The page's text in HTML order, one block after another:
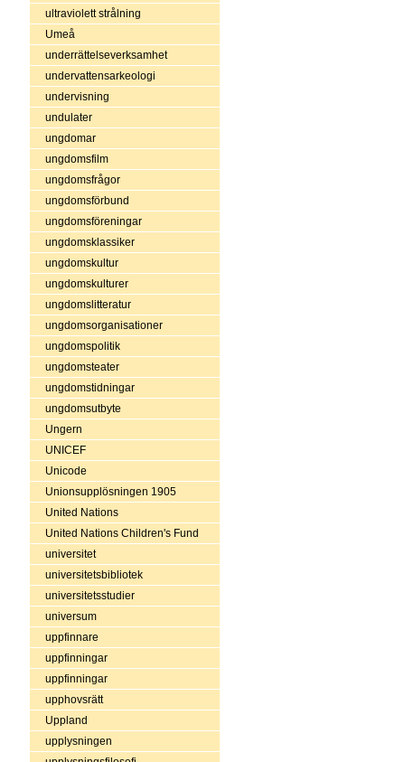
ultraviolett strålning
Umeå
underrättelseverksamhet
undervattensarkeologi
undervisning
undulater
ungdomar
ungdomsfilm
ungdomsfrågor
ungdomsförbund
ungdomsföreningar
ungdomsklassiker
ungdomskultur
ungdomskulturer
ungdomslitteratur
ungdomsorganisationer
ungdomspolitik
ungdomsteater
ungdomstidningar
ungdomsutbyte
Ungern
UNICEF
Unicode
Unionsupplösningen 1905
United Nations
United Nations Children's Fund
universitet
universitetsbibliotek
universitetsstudier
universum
uppfinnare
uppfinningar
uppfinningar
upphovsrätt
Uppland
upplysningen